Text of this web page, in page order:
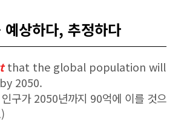
상하다, 추정하다
that the global population will
2050.
구가 2050년까지 90억에 이를 것으